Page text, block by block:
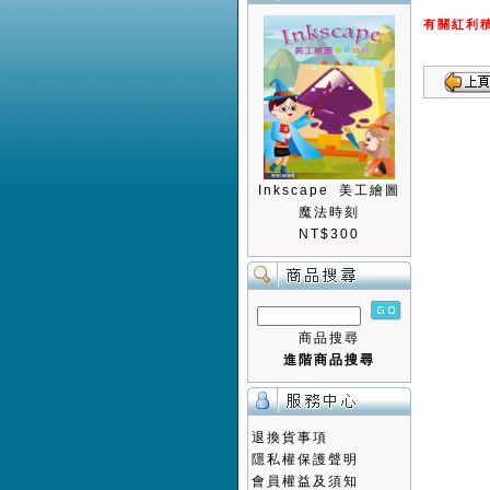
Inkscape 美工繪圖
魔法時刻
NT$300
商品搜尋
進階商品搜尋
退換貨事項
隱私權保護聲明
會員權益及須知
有關紅利